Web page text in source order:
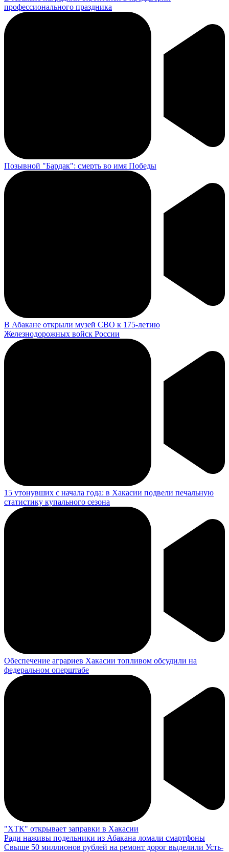
профессионального праздника
Позывной "Бардак": смерть во имя Победы
В Абакане открыли музей СВО к 175-летию
Железнодорожных войск России
15 утонувших с начала года: в Хакасии подвели печальную
статистику купального сезона
Обеспечение аграриев Хакасии топливом обсудили на
федеральном оперштабе
"ХТК" открывает заправки в Хакасии
Ради наживы подельники из Абакана ломали смартфоны
Свыше 50 миллионов рублей на ремонт дорог выделили Усть-